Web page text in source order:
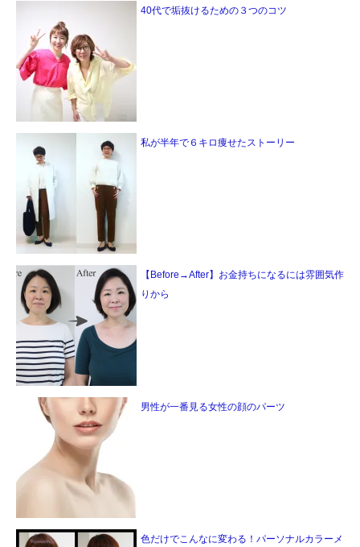
40代で垢抜けるための３つのコツ
私が半年で６キロ痩せたストーリー
【Before→After】お金持ちになるには雰囲気作
りから
男性が一番見る女性の顔のパーツ
色だけでこんなに変わる！パーソナルカラーメ